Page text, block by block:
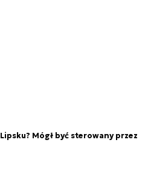
Mógł być sterowany przez